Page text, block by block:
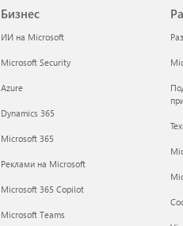
Бизнес
ИИ на Microsoft
Microsoft Security
Azure
Dynamics 365
Microsoft 365
Реклами на Microsoft
Microsoft 365 Copilot
Microsoft Teams